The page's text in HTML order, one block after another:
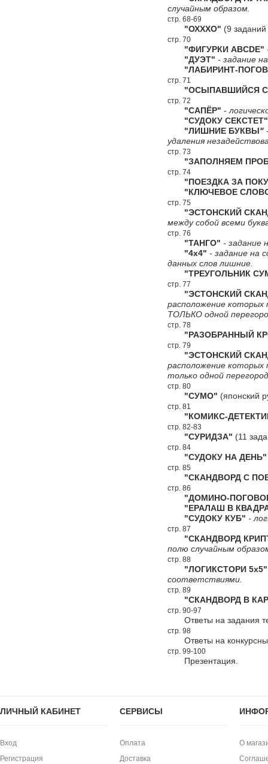
случайным образом.
стр. 68-69
"ОХХХО" (9
стр. 70
"ФИГУРКИ ABCDE"
"ДУЭТ" - задание
"ЛАБИРИНТ-
стр. 71
"ОСЫПАВШИЙСЯ
стр. 72
"САПЁР" -
"СУДОКУ СЕКСТЕТ"
"ЛИШНИЕ БУКВЫ"
удаления
стр. 73
"ЗАПОЛНЯЕМ
стр. 74
"ПОЕЗДКА ЗА
"КЛЮЧЕВОЕ
стр. 75
"ЭСТОНСКИЙ
между собой всеми
стр. 76
"ТАНГО" - задание
"4х4" - задание на
данных слов лишние.
"ТРЕУГОЛЬНИК
стр. 77
"ЭСТОНСКИЙ
расположение
ТОЛЬКО одной
стр. 78
"РАЗОБРАННЫЙ
стр. 79
"ЭСТОНСКИЙ
расположение
только одной
стр. 80
"СУМО" (японский
стр. 81
"КОМИКС-
стр. 82-83
"СУРИДЗА" (11
стр. 84
"СУДОКУ НА ДЕНЬ"
стр. 85
"СКАНДВОРД С
стр. 86
"ДОМИНО-
"ЕРАЛАШ В
"СУДОКУ КУБ" -
стр. 87
"СКАНДВОРД
полю случайным
стр. 88
"ЛОГИКСТОРИ 5х5"
соответствиями.
стр. 89
"СКАНДВОРД В
стр. 90-97
Ответы на задания
стр. 98
Ответы на
стр. 99-100
Презентация.
ЛИЧНЫЙ КАБИНЕТ
Вход
Регистрация
СЕРВИСЫ
Оплата
Доставка
О